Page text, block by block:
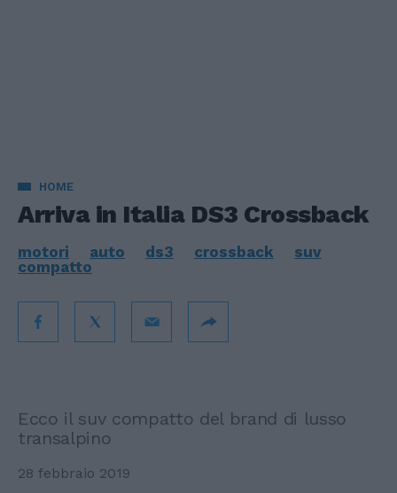
HOME
Arriva in Italia DS3 Crossback
motori auto ds3 crossback
suv
compatto
Ecco il suv compatto del brand di lusso
transalpino
28 febbraio 2019